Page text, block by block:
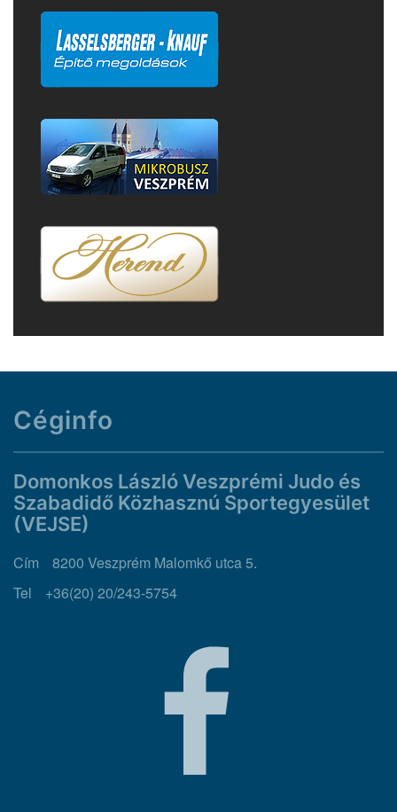
Céginfo
Domonkos László Veszprémi Judo és
Szabadidő Közhasznú Sportegyesület
(VEJSE)
Cím
8200 Veszprém Malomkő utca 5.
Tel
+36(20) 20/243-5754